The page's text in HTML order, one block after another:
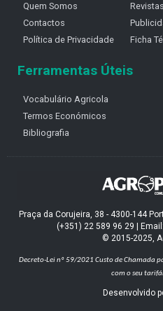
Quem Somos
Contactos
Política de Privacidade
Revistas
Ficha
Ferramentas Úteis
Vocabulário Agricola
Termos Económicos
Bibliografia
Praça da Corujeira, 38 - 4300-144
(+351) 22 589 96 29 |
© 2015-2025,
Decreto-Lei nº 59/2021 Custo de Chamada
com o seu
Desenvolvido